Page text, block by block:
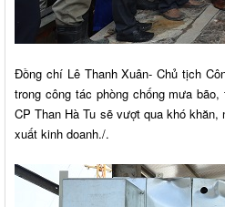
Đồng chí Lê Thanh Xuân- Chủ tịch
trong công tác phòng chống mưa
CP Than Hà Tu sẽ vượt qua khó
xuất kinh doanh./.